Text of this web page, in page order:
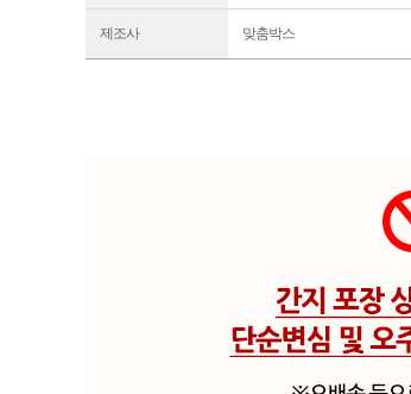
제조사 맞춤박스